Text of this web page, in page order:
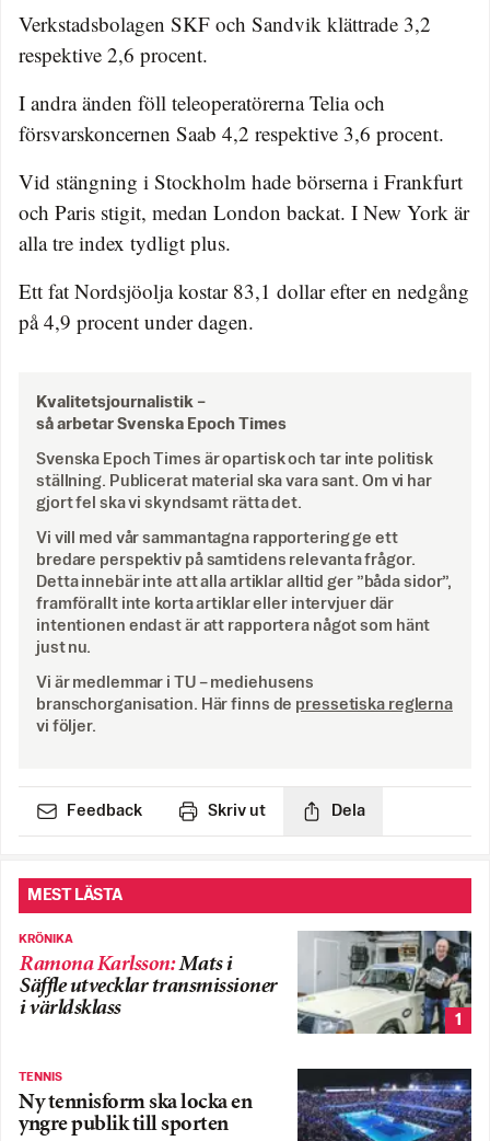
Verkstadsbolagen SKF och Sandvik klättrade 3,2
respektive 2,6 procent.
I andra änden föll teleoperatörerna Telia och
försvarskoncernen Saab 4,2 respektive 3,6 procent.
Vid stängning i Stockholm hade börserna i Frankfurt
och Paris stigit, medan London backat. I New York är
alla tre index tydligt plus.
Ett fat Nordsjöolja kostar 83,1 dollar efter en nedgång
på 4,9 procent under dagen.
Kvalitetsjournalistik –
så arbetar Svenska Epoch Times
Svenska Epoch Times är opartisk och tar inte politisk
ställning. Publicerat material ska vara sant. Om vi har
gjort fel ska vi skyndsamt rätta det.
Vi vill med vår sammantagna rapportering ge ett
bredare perspektiv på samtidens relevanta frågor.
Detta innebär inte att alla artiklar alltid ger ”båda sidor”,
framförallt inte korta artiklar eller intervjuer där
intentionen endast är att rapportera något som hänt
just nu.
Vi är medlemmar i TU – mediehusens
branschorganisation. Här finns de pressetiska reglerna
vi följer.
Feedback Skriv ut Dela
MEST LÄSTA
KRÖNIKA
Ramona Karlsson:Mats i
Säffle utvecklar transmissioner
i världsklass
1
TENNIS
Ny tennisform ska locka en
yngre publik till sporten